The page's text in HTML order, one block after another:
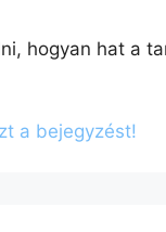
hogyan hat a
a bejegyzést!